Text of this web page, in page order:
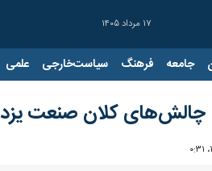
۱۷ مرداد ۱۴۰۵
جامعه فرهنگ سیاست‌خارجی علمی
چالش‌های کلان صنعت